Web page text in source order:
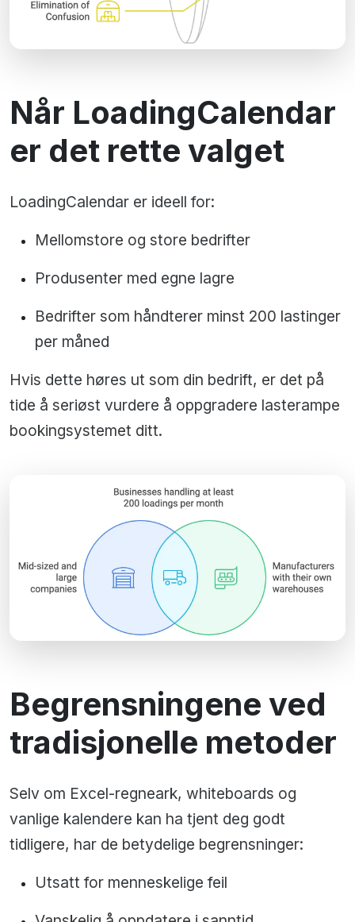
Når LoadingCalendar
er det rette valget
LoadingCalendar er ideell for:
Mellomstore og store bedrifter
Produsenter med egne lagre
Bedrifter som håndterer minst 200 lastinger
per måned
Hvis dette høres ut som din bedrift, er det på
tide å seriøst vurdere å oppgradere lasterampe
bookingsystemet ditt.
Begrensningene ved
tradisjonelle metoder
Selv om Excel-regneark, whiteboards og
vanlige kalendere kan ha tjent deg godt
tidligere, har de betydelige begrensninger:
Utsatt for menneskelige feil